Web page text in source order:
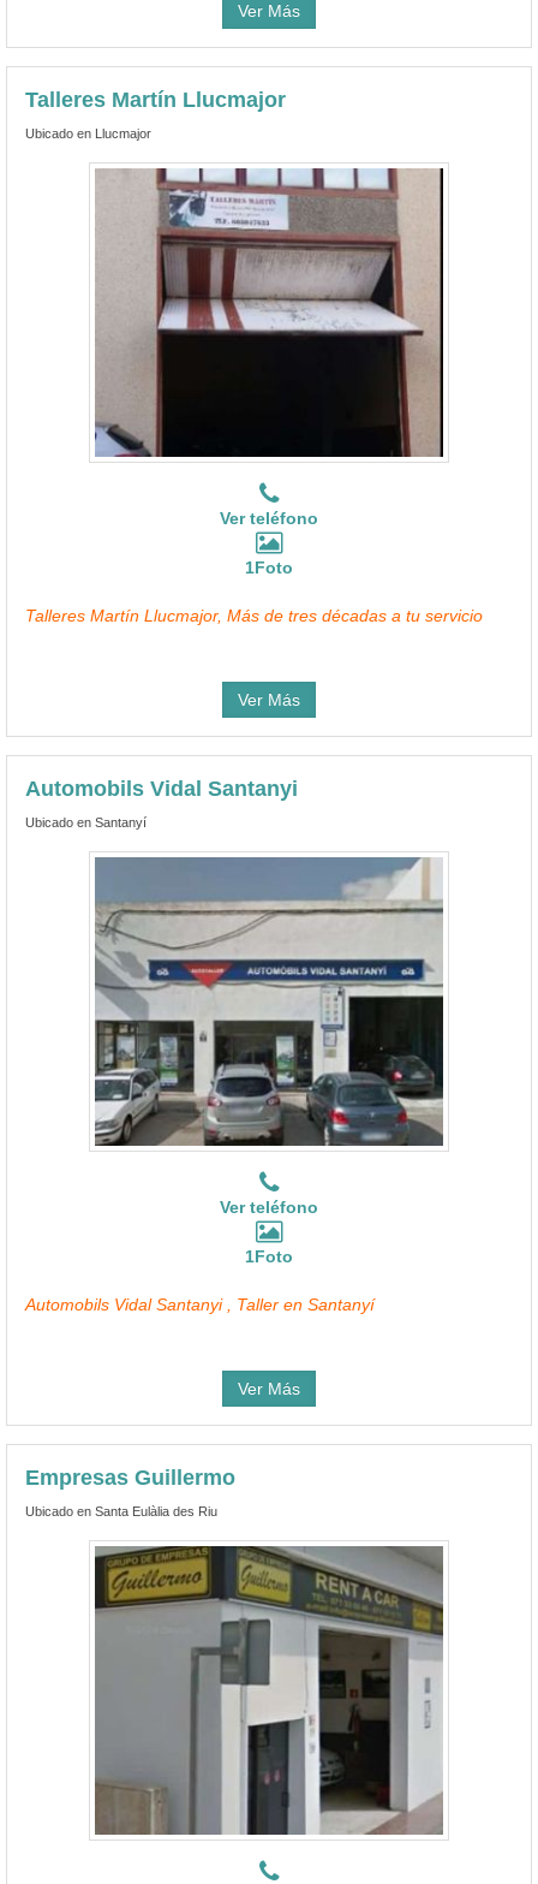
Ver Más
Talleres Martín Llucmajor
Ubicado en Llucmajor
Ver teléfono
1Foto
Talleres Martín Llucmajor, Más de tres décadas a tu servicio
Ver Más
Automobils Vidal Santanyi
Ubicado en Santanyí
Ver teléfono
1Foto
Automobils Vidal Santanyi , Taller en Santanyí
Ver Más
Empresas Guillermo
Ubicado en Santa Eulàlia des Riu